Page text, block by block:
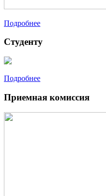
Подробнее
Студенту
Подробнее
Приемная комиссия